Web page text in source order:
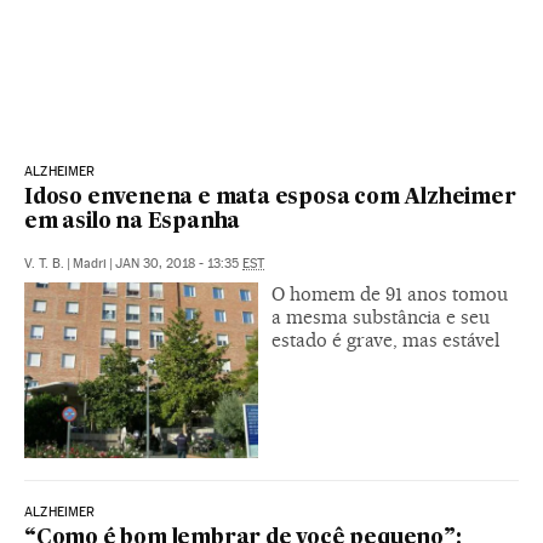
ALZHEIMER
Idoso envenena e mata esposa com Alzheimer
em asilo na Espanha
V. T. B. | Madri | JAN 30, 2018 - 13:35 EST
O homem de 91 anos tomou
a mesma substância e seu
estado é grave, mas estável
ALZHEIMER
“Como é bom lembrar de você pequeno”: